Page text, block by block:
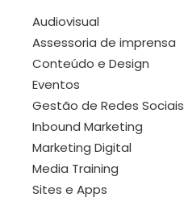
Audiovisual
Assessoria de imprensa
Conteúdo e Design
Eventos
Gestão de Redes Sociais
Inbound Marketing
Marketing Digital
Media Training
Sites e Apps